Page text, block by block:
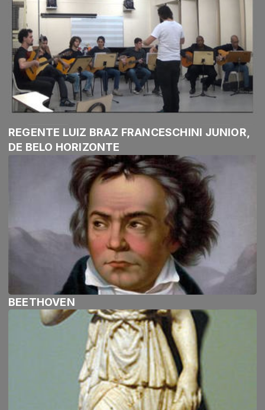
REGENTE LUIZ BRAZ FRANCESCHINI JUNIOR,
DE BELO HORIZONTE
BEETHOVEN